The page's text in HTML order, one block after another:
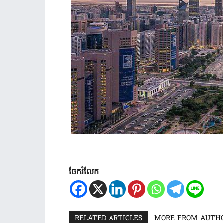
ចែករំលែក
RELATED ARTICLES MORE FROM